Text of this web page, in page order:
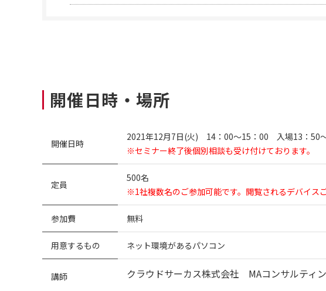
開催日時・場所
開催日時
2021年12月7日(火) 14：00～15：00 入場13：50
※セミナー終了後個別相談も受け付けております。
定員
500名
※1社複数名のご参加可能です。閲覧されるデバイス
参加費 無料
用意するもの ネット環境があるパソコン
講師 クラウドサーカス株式会社 MAコンサルティ